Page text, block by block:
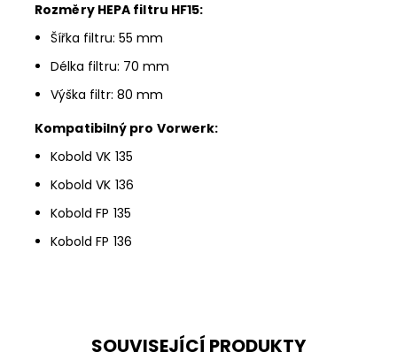
Rozměry HEPA filtru HF15:
Šířka filtru: 55 mm
Délka filtru: 70 mm
Výška filtr: 80 mm
Kompatibilný pro Vorwerk:
Kobold VK 135
Kobold VK 136
Kobold FP 135
Kobold FP 136
SOUVISEJÍCÍ PRODUKTY